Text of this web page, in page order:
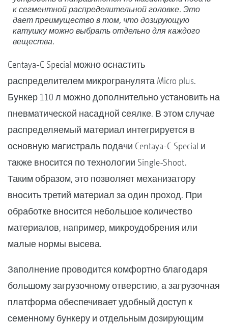
к сегментной распределительной головке. Это
дает преимущество в том, что дозирующую
катушку можно выбрать отдельно для каждого
вещества.
Centaya-C Special можно оснастить
распределителем микрогранулята Micro plus.
Бункер 110 л можно дополнительно установить на
пневматической насадной сеялке. В этом случае
распределяемый материал интегрируется в
основную магистраль подачи Centaya-C Special и
также вносится по технологии Single-Shoot.
Таким образом, это позволяет механизатору
вносить третий материал за один проход. При
обработке вносится небольшое количество
материалов, например, микроудобрения или
малые нормы высева.
Заполнение проводится комфортно благодаря
большому загрузочному отверстию, а загрузочная
платформа обеспечивает удобный доступ к
семенному бункеру и отдельным дозирующим